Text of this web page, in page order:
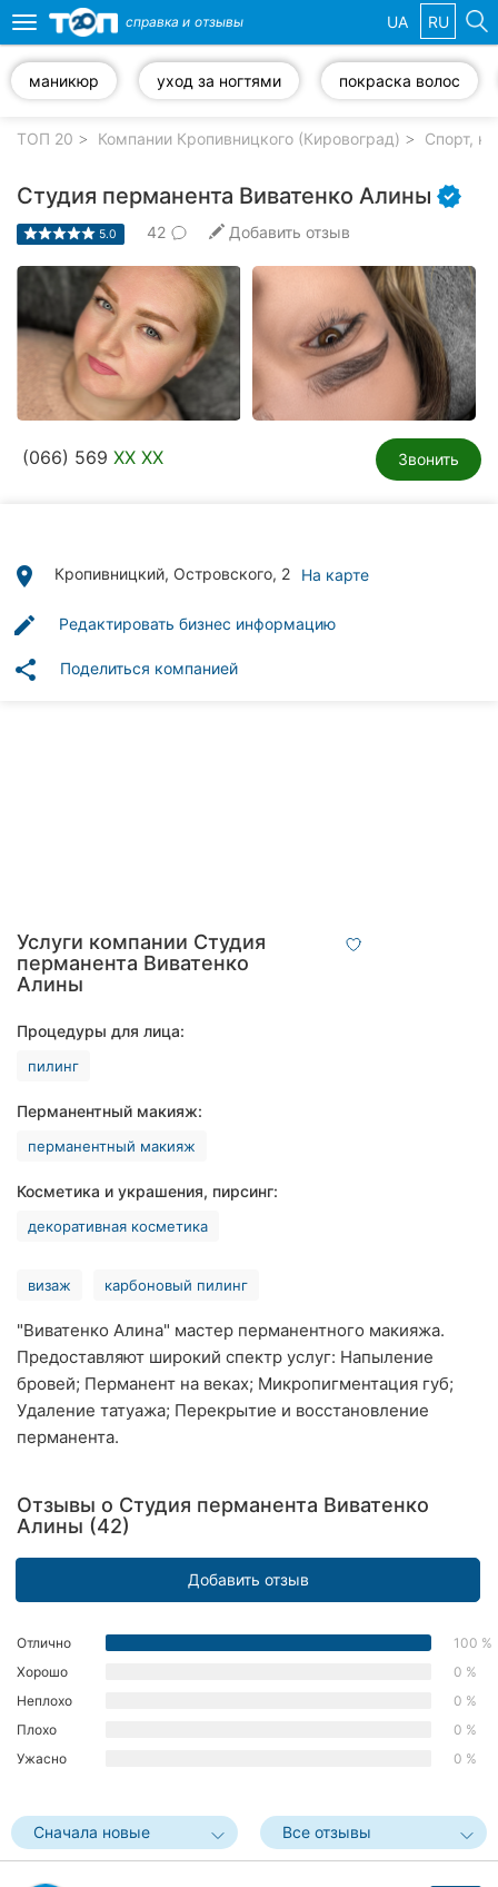
компании
рубрики:
Стоматологии
Частные
клиники
клиники
рубрики
Тернополь
Ровно
Одесса
Львов
Кривой
Рог
Херсон
Черновцы
Сумы
Франковск
Toggle
navigation
справка и отзывы UA RU
маникюр уход за ногтями покраска волос
ТОП 20 Компании Кропивницкого (Кировоград) Спорт,
Студия перманента Виватенко Алины
5.0 42 Добавить отзыв
(066) 569 XX XX Звонить
place Кропивницкий, Островского, 2 На карте
edit Редактировать бизнес информацию
share Поделиться компанией
Услуги компании Студия
перманента Виватенко
Алины
Процедуры для лица:
пилинг
Перманентный макияж:
перманентный макияж
Косметика и украшения, пирсинг:
декоративная косметика
визаж карбоновый пилинг
"Виватенко Алина" мастер перманентного макияжа.
Предоставляют широкий спектр услуг: Напыление
бровей; Перманент на веках; Микропигментация губ;
Удаление татуажа; Перекрытие и восстановление
перманента.
Отзывы о Студия перманента Виватенко
Алины (42)
Добавить отзыв
Отлично
100 %
Хорошо
0 %
Неплохо
0 %
Плохо
0 %
Ужасно
0 %
Сначала новые Все отзывы